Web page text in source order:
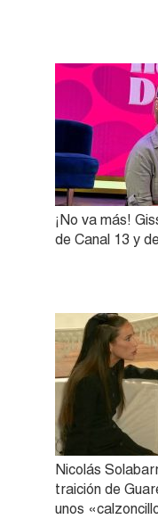
¡No va más!
de Canal 13 y
Nicolás
traición de
unos